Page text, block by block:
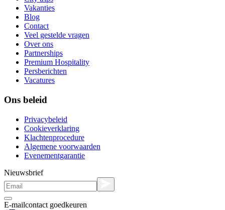
Vakanties
Blog
Contact
Veel gestelde vragen
Over ons
Partnerships
Premium Hospitality
Persberichten
Vacatures
Ons beleid
Privacybeleid
Cookieverklaring
Klachtenprocedure
Algemene voorwaarden
Evenementgarantie
Nieuwsbrief
E-mailcontact goedkeuren